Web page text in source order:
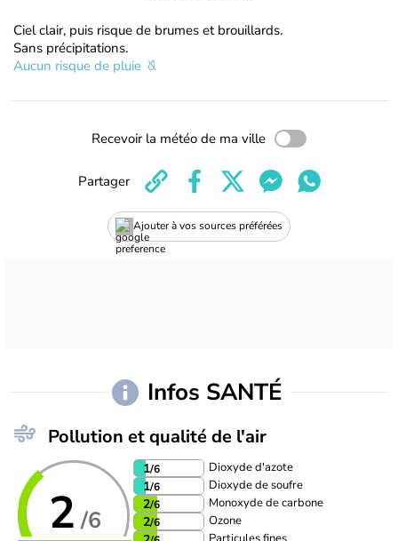
Ciel clair, puis risque de brumes et brouillards.
Sans précipitations.
Aucun risque de pluie
Recevoir la météo de ma ville
Ajouter à vos sources préférées
Partager
Infos SANTÉ
Pollution et qualité de l'air
2 /6
1/6 Dioxyde d'azote
1/6 Dioxyde de soufre
2/6 Monoxyde de carbone
2/6 Ozone